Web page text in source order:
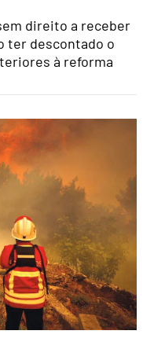
direito a receber
ter descontado o
à reforma